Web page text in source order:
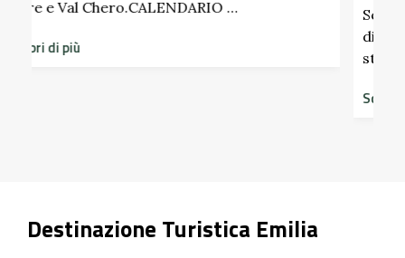
Scopri i profumi inaspettati di erbe e frutti
storico del Castello di Scipione …
Destinazione Turistica Emilia